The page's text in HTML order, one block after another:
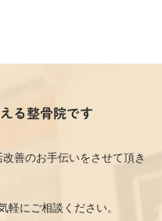
る整骨院です
善のお手伝いをさせて頂き
軽にご相談ください。